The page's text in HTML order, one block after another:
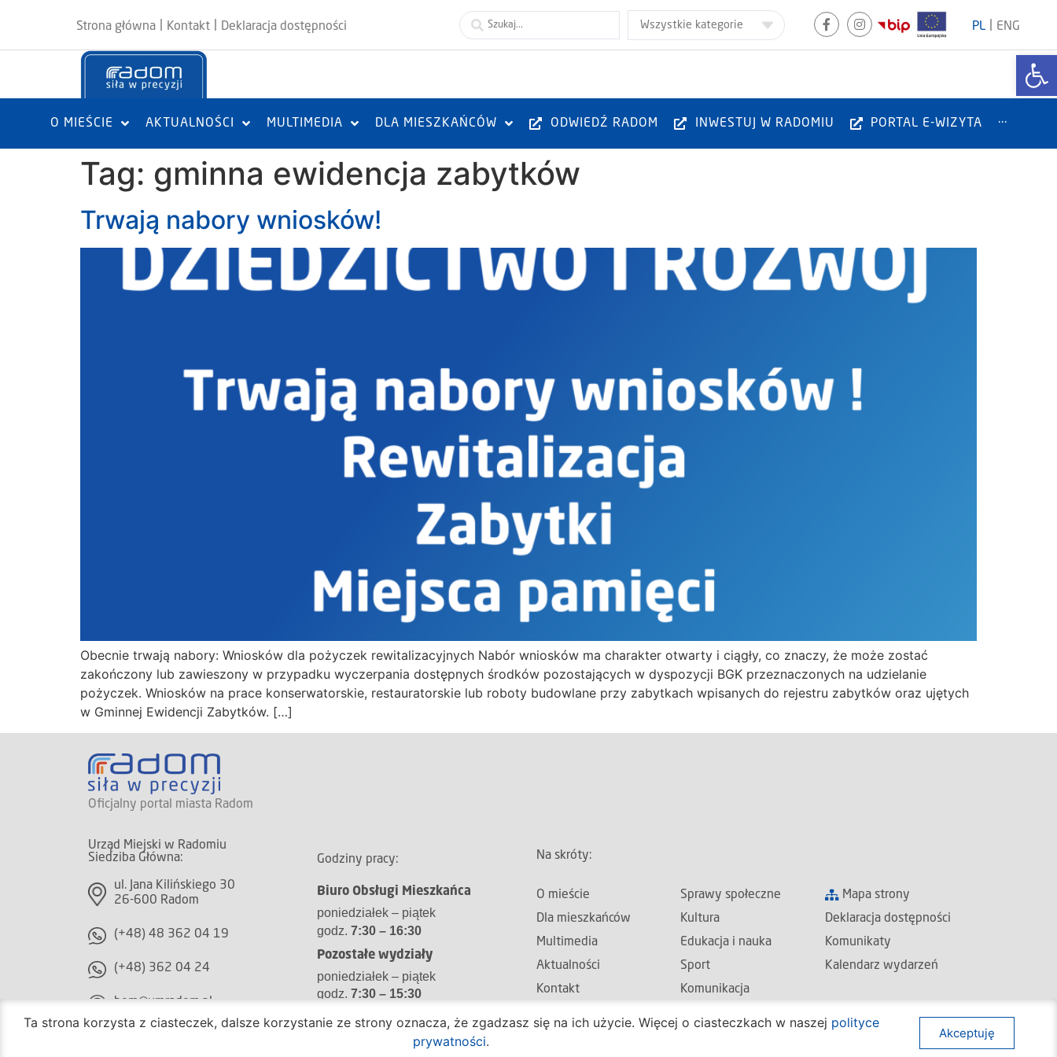
Strona główna Kontakt Deklaracja dostępności Wszystkie kategorie PL ENG
O MIEŚCIE AKTUALNOŚCI MULTIMEDIA DLA MIESZKAŃCÓW ODWIEDŹ RADOM INWESTUJ W RADOMIU PORTAL E-WIZYTA ···
Tag: gminna ewidencja zabytków
Trwają nabory wniosków!
Obecnie trwają nabory: Wniosków dla pożyczek rewitalizacyjnych Nabór wniosków ma charakter otwarty i ciągły, co znaczy, że może zostać
zakończony lub zawieszony w przypadku wyczerpania dostępnych środków pozostających w dyspozycji BGK przeznaczonych na udzielanie
pożyczek. Wniosków na prace konserwatorskie, restauratorskie lub roboty budowlane przy zabytkach wpisanych do rejestru zabytków oraz ujętych
w Gminnej Ewidencji Zabytków. […]
Oficjalny portal miasta Radom
Urząd Miejski w Radomiu
Siedziba Główna:
ul. Jana Kilińskiego 30
26-600 Radom
(+48) 48 362 04 19
(+48) 362 04 24
bom@umradom.pl
Godziny pracy:
Biuro Obsługi Mieszkańca
poniedziałek – piątek
godz. 7:30 – 16:30
Pozostałe wydziały
poniedziałek – piątek
godz. 7:30 – 15:30
Na skróty:
O mieście
Dla mieszkańców
Multimedia
Aktualności
Kontakt
Sprawy społeczne
Kultura
Edukacja i nauka
Sport
Komunikacja
Mapa strony
Deklaracja dostępności
Komunikaty
Kalendarz wydarzeń
Projekt i wykonanie
Ta strona korzysta z ciasteczek, dalsze korzystanie ze strony oznacza, że zgadzasz się na ich użycie. Więcej o ciasteczkach w naszej polityce
prywatności. Akceptuję